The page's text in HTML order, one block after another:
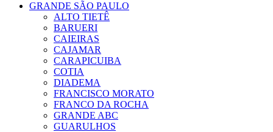
GRANDE SÃO PAULO
ALTO TIETÊ
BARUERI
CAIEIRAS
CAJAMAR
CARAPICUIBA
COTIA
DIADEMA
FRANCISCO MORATO
FRANCO DA ROCHA
GRANDE ABC
GUARULHOS